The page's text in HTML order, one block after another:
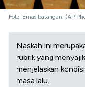
Foto: Emas batangan. (AP
Naskah ini
rubrik yang
menjelaskan
masa lalu.